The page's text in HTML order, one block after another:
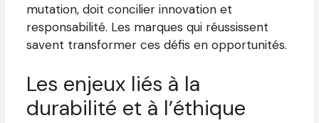
mutation, doit concilier innovation et
responsabilité. Les marques qui réussissent
savent transformer ces défis en opportunités.
Les enjeux liés à la
durabilité et à l’éthique